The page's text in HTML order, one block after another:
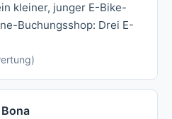
kleiner, junger E-Bike-
Buchungsshop: Drei E-